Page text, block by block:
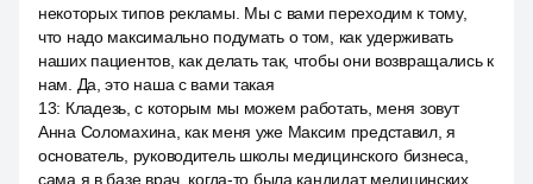
некоторых типов рекламы. Мы с вами переходим к тому,
что надо максимально подумать о том, как удерживать
наших пациентов, как делать так, чтобы они возвращались к
нам. Да, это наша с вами такая
13: Кладезь, с которым мы можем работать, меня зовут
Анна Соломахина, как меня уже Максим представил, я
основатель, руководитель школы медицинского бизнеса,
сама я в базе врач, когда-то была кандидат медицинских